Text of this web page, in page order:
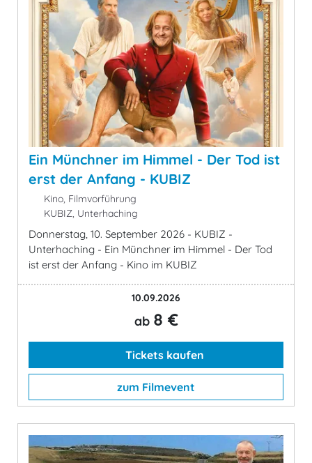
Ein Münchner im Himmel - Der Tod ist
erst der Anfang - KUBIZ
Kino, Filmvorführung
KUBIZ, Unterhaching
Donnerstag, 10. September 2026 - KUBIZ -
Unterhaching - Ein Münchner im Himmel - Der Tod
ist erst der Anfang - Kino im KUBIZ
10.09.2026
ab 8 €
Tickets kaufen
zum Filmevent